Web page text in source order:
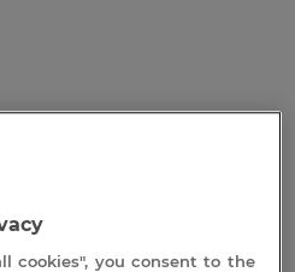
cookies", you consent to the